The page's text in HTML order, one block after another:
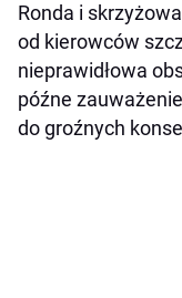
Ronda i
od kierowców
nieprawidłowa
późne
do groźnych